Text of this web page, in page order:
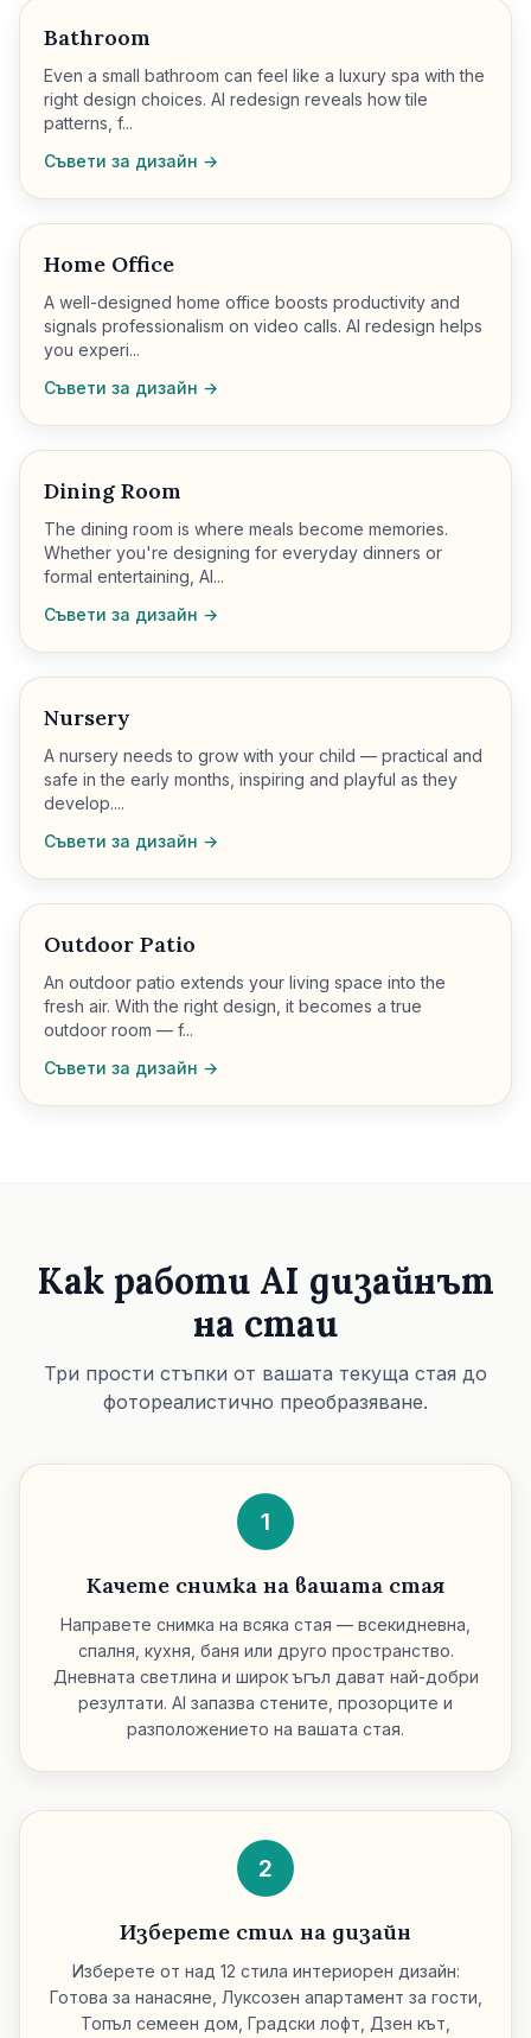
Bathroom
Even a small bathroom can feel like a luxury spa with the
right design choices. AI redesign reveals how tile
patterns, f...
Съвети за дизайн →
Home Office
A well-designed home office boosts productivity and
signals professionalism on video calls. AI redesign helps
you experi...
Съвети за дизайн →
Dining Room
The dining room is where meals become memories.
Whether you're designing for everyday dinners or
formal entertaining, AI...
Съвети за дизайн →
Nursery
A nursery needs to grow with your child — practical and
safe in the early months, inspiring and playful as they
develop....
Съвети за дизайн →
Outdoor Patio
An outdoor patio extends your living space into the
fresh air. With the right design, it becomes a true
outdoor room — f...
Съвети за дизайн →
Как работи AI дизайнът
на стаи
Три прости стъпки от вашата текуща стая до
фотореалистично преобразяване.
1
Качете снимка на вашата стая
Направете снимка на всяка стая — всекидневна,
спалня, кухня, баня или друго пространство.
Дневната светлина и широк ъгъл дават най-добри
резултати. AI запазва стените, прозорците и
разположението на вашата стая.
2
Изберете стил на дизайн
Изберете от над 12 стила интериорен дизайн:
Готова за нанасяне, Луксозен апартамент за гости,
Топъл семеен дом, Градски лофт, Дзен кът,